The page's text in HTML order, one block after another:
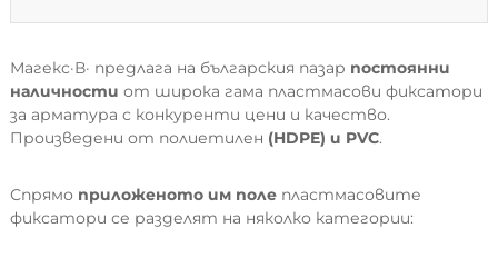
Магекс·В· предлага на българския пазар постоянни
наличности от широка гама пластмасови фиксатори
за арматура с конкуренти цени и качество.
Произведени от полиетилен (HDPE) и PVC.
Спрямо приложеното им полепластмасовите
фиксатори се разделят на няколко категории: